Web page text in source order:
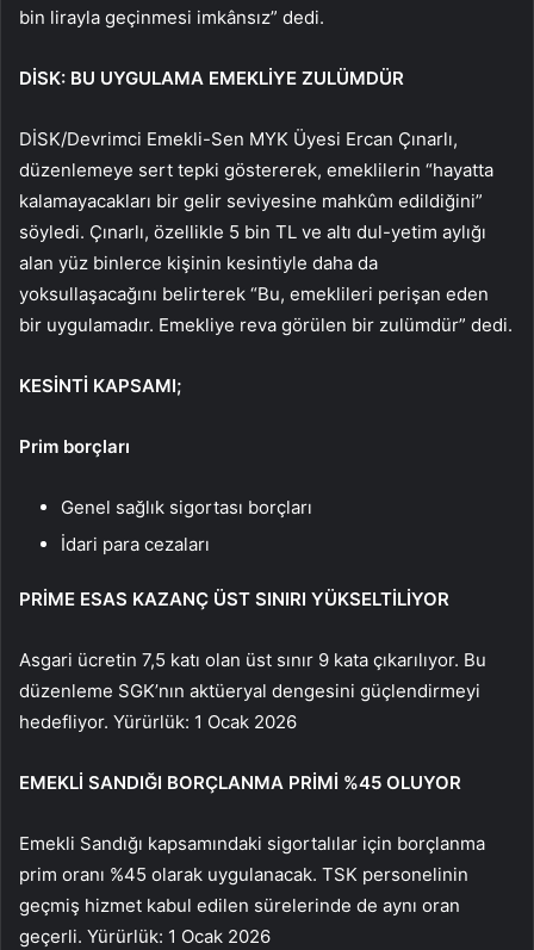
bin lirayla geçinmesi imkânsız” dedi.
DİSK: BU UYGULAMA EMEKLİYE ZULÜMDÜR
DİSK/Devrimci Emekli-Sen MYK Üyesi Ercan Çınarlı,
düzenlemeye sert tepki göstererek, emeklilerin “hayatta
kalamayacakları bir gelir seviyesine mahkûm edildiğini”
söyledi. Çınarlı, özellikle 5 bin TL ve altı dul-yetim aylığı
alan yüz binlerce kişinin kesintiyle daha da
yoksullaşacağını belirterek “Bu, emeklileri perişan eden
bir uygulamadır. Emekliye reva görülen bir zulümdür” dedi.
KESİNTİ KAPSAMI;
Prim borçları
Genel sağlık sigortası borçları
İdari para cezaları
PRİME ESAS KAZANÇ ÜST SINIRI YÜKSELTİLİYOR
Asgari ücretin 7,5 katı olan üst sınır 9 kata çıkarılıyor. Bu
düzenleme SGK’nın aktüeryal dengesini güçlendirmeyi
hedefliyor. Yürürlük: 1 Ocak 2026
EMEKLİ SANDIĞI BORÇLANMA PRİMİ %45 OLUYOR
Emekli Sandığı kapsamındaki sigortalılar için borçlanma
prim oranı %45 olarak uygulanacak. TSK personelinin
geçmiş hizmet kabul edilen sürelerinde de aynı oran
geçerli. Yürürlük: 1 Ocak 2026